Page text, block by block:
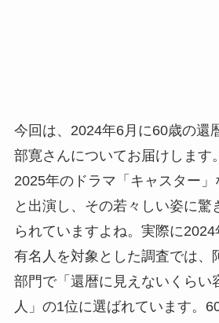
今回は、2024年6月に60歳の還
部寛さんについてお届けします
2025年のドラマ「キャスター」
と出演し、その若々しい姿に驚
られていますよね。実際に
有名人を対象とした調査では、
部門で「還暦に見えないくらい
人」の1位に選ばれています。